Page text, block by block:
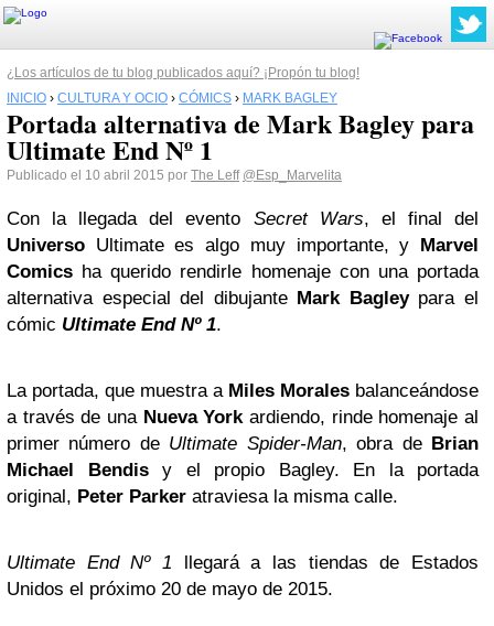
¿Los artículos de tu blog publicados aquí? ¡Propón tu blog!
INICIO › CULTURA Y OCIO › CÓMICS › MARK BAGLEY
Portada alternativa de Mark Bagley para
Ultimate End Nº 1
Publicado el 10 abril 2015 por The Leff @Esp_Marvelita
Con la llegada del evento Secret Wars, el final del
Universo Ultimate es algo muy importante, y Marvel
Comics ha querido rendirle homenaje con una portada
alternativa especial del dibujante Mark Bagleypara el
cómic Ultimate End Nº 1.
La portada, que muestra a Miles Morales balanceándose
a través de una Nueva Yorkardiendo, rinde homenaje al
primer número de Ultimate Spider-Man, obra de Brian
Michael Bendisy el propio Bagley. En la portada
original, Peter Parker atraviesa la misma calle.
Ultimate End Nº 1 llegará a las tiendas de Estados
Unidos el próximo 20 de mayo de 2015.